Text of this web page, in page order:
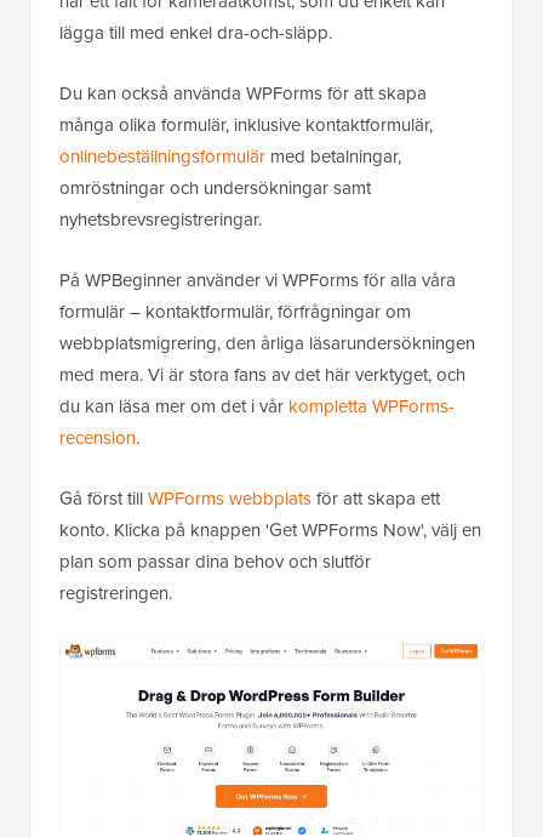
lägga till med enkel dra-och-släpp.
Du kan också använda WPForms för att skapa
många olika formulär, inklusive kontaktformulär,
onlinebeställningsformulär med betalningar,
omröstningar och undersökningar samt
nyhetsbrevsregistreringar.
På WPBeginner använder vi WPForms för alla våra
formulär – kontaktformulär, förfrågningar om
webbplatsmigrering, den årliga läsarundersökningen
med mera. Vi är stora fans av det här verktyget, och
du kan läsa mer om det i vår kompletta WPForms-
recension.
Gå först tillWPForms webbplatsför att skapa ett
konto. Klicka på knappen 'Get WPForms Now', välj en
plan som passar dina behov och slutför
registreringen.